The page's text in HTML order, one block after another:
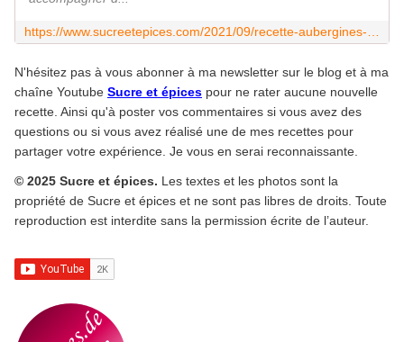
N'hésitez pas à vous abonner à ma newsletter sur le blog et à ma
chaîne Youtube Sucre et épices pour ne rater aucune nouvelle
recette. Ainsi qu'à poster vos commentaires si vous avez des
questions ou si vous avez réalisé une de mes recettes pour
partager votre expérience. Je vous en serai reconnaissante.
© 2025 Sucre et épices. Les textes et les photos sont la
propriété de Sucre et épices et ne sont pas libres de droits. Toute
reproduction est interdite sans la permission écrite de l’auteur.